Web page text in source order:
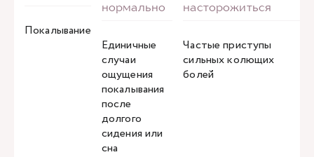
Покалывание
Единичные
случаи
ощущения
покалывания
после
долгого
сидения или
сна
Частые приступы
сильных колющих
болей